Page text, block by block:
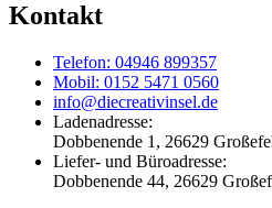
Kontakt
Telefon: 04946 899357
Mobil: 0152 5471 0560
info@diecreativinsel.de
Ladenadresse:
Dobbenende 1, 26629
Liefer- und Büroadresse:
Dobbenende 44, 26629